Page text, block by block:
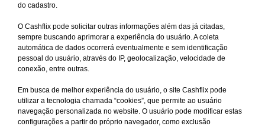
do cadastro.
O Cashflix pode solicitar outras informações além das já citadas,
sempre buscando aprimorar a experiência do usuário. A coleta
automática de dados ocorrerá eventualmente e sem identificação
pessoal do usuário, através do IP, geolocalização, velocidade de
conexão, entre outras.
Em busca de melhor experiência do usuário, o site Cashflix pode
utilizar a tecnologia chamada “cookies”, que permite ao usuário
navegação personalizada no website. O usuário pode modificar estas
configurações a partir do próprio navegador, como exclusão